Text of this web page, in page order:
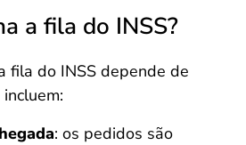
a fila do INSS?
fila do INSS depende de
: os pedidos são